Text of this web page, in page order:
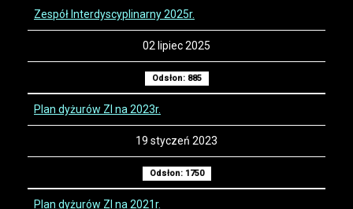
Zespół Interdyscyplinarny 2025r.
02 lipiec 2025
Odsłon: 885
Plan dyżurów ZI na 2023r.
19 styczeń 2023
Odsłon: 1750
Plan dyżurów ZI na 2021r.